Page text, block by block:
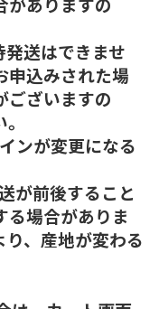
送はできませ
申込みされた場
ございますの
ンが変更になる
が前後すること
る場合がありま
、産地が変わる